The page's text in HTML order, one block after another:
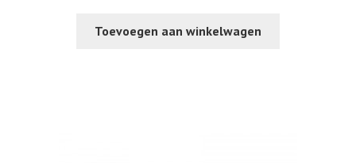
Toevoegen aan winkelwagen